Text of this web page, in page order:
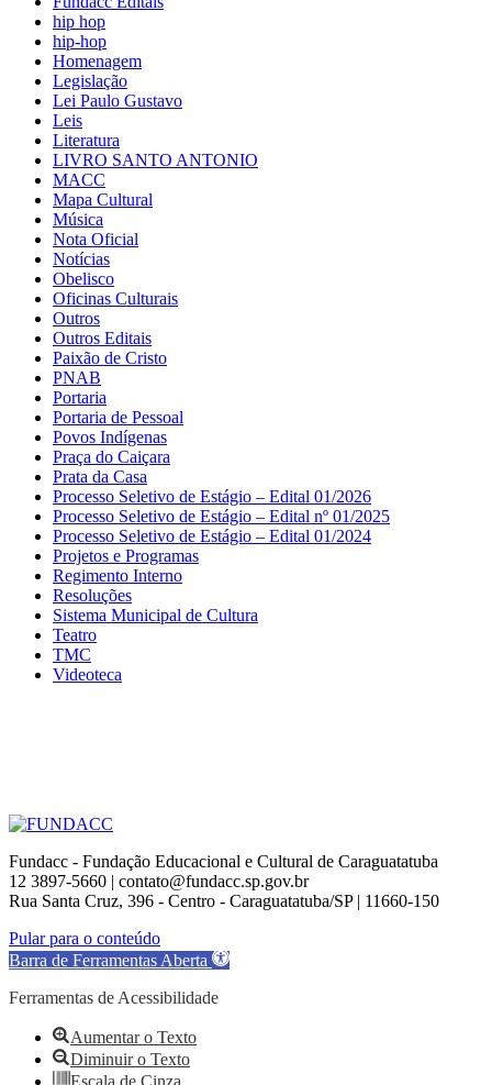
hip hop
hip-hop
Homenagem
Legislação
Lei Paulo Gustavo
Leis
Literatura
LIVRO SANTO ANTONIO
MACC
Mapa Cultural
Música
Nota Oficial
Notícias
Obelisco
Oficinas Culturais
Outros
Outros Editais
Paixão de Cristo
PNAB
Portaria
Portaria de Pessoal
Povos Indígenas
Praça do Caiçara
Prata da Casa
Processo Seletivo de Estágio – Edital 01/2026
Processo Seletivo de Estágio – Edital nº 01/2025
Processo Seletivo de Estágio – Edital 01/2024
Projetos e Programas
Regimento Interno
Resoluções
Sistema Municipal de Cultura
Teatro
TMC
Videoteca
Fundacc - Fundação Educacional e Cultural de Caraguatatuba
12 3897-5660 | contato@fundacc.sp.gov.br
Rua Santa Cruz, 396 - Centro - Caraguatatuba/SP | 11660-150
Go
to
Pular para o conteúdo
Barra de Ferramentas Aberta
Ferramentas de Acessibilidade
Aumentar o Texto
Diminuir o Texto